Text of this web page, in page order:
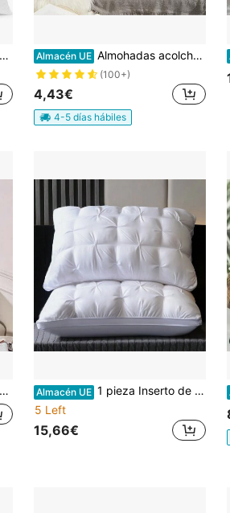
Almacén UE Almohadas acolchadas, 1 o 2 piezas de relleno de fibra hueca, relleno suave y esponjoso, decoración para el hogar y exteriores para sofá, cama, coche, viajes. Varios tamaños: 30 x 50, 40 x 40, 45 x 45, 40 x 60, 50 x 50, 60 x 60, 50 x 70.
(100+)
4,43€
4-5 días hábiles
Almacén UE 1 pieza Inserto de almohada universal de hotel súper suave y blanco con diseño de flor retorcida cómoda
5 Left
15,66€